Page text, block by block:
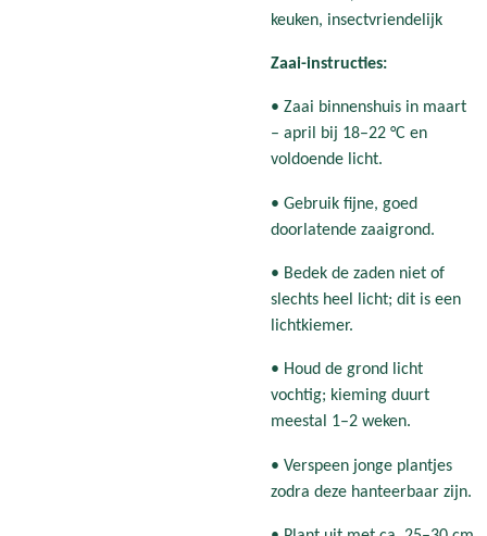
keuken, insectvriendelijk
Zaai-instructies:
• Zaai binnenshuis in maart
– april bij 18–22 °C en
voldoende licht.
• Gebruik fijne, goed
doorlatende zaaigrond.
• Bedek de zaden niet of
slechts heel licht; dit is een
lichtkiemer.
• Houd de grond licht
vochtig; kieming duurt
meestal 1–2 weken.
• Verspeen jonge plantjes
zodra deze hanteerbaar zijn.